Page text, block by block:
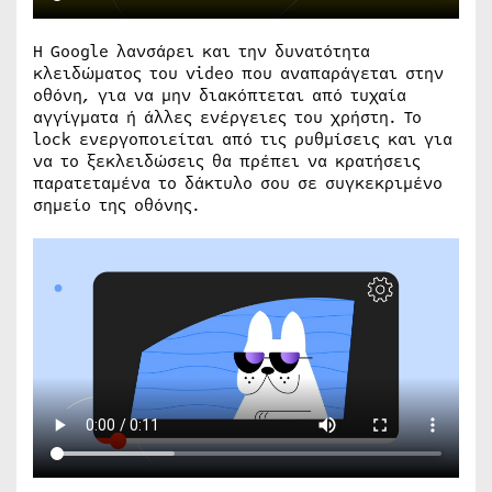
Η Google λανσάρει και την δυνατότητα
κλειδώματος του video που αναπαράγεται στην
οθόνη, για να μην διακόπτεται από τυχαία
αγγίγματα ή άλλες ενέργειες του χρήστη. Το
lock ενεργοποιείται από τις ρυθμίσεις και για
να το ξεκλειδώσεις θα πρέπει να κρατήσεις
παρατεταμένα το δάκτυλο σου σε συγκεκριμένο
σημείο της οθόνης.